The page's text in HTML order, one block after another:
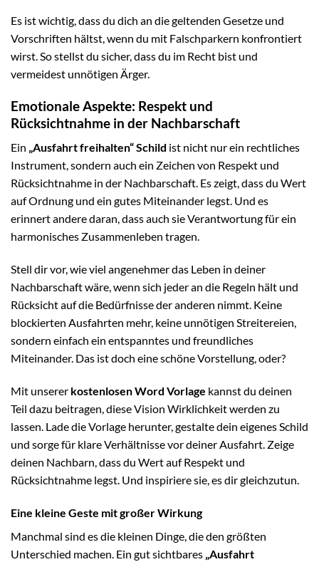
Es ist wichtig, dass du dich an die geltenden Gesetze und
Vorschriften hältst, wenn du mit Falschparkern konfrontiert
wirst. So stellst du sicher, dass du im Recht bist und
vermeidest unnötigen Ärger.
Emotionale Aspekte: Respekt und
Rücksichtnahme in der Nachbarschaft
Ein „Ausfahrt freihalten“ Schild ist nicht nur ein rechtliches
Instrument, sondern auch ein Zeichen von Respekt und
Rücksichtnahme in der Nachbarschaft. Es zeigt, dass du Wert
auf Ordnung und ein gutes Miteinander legst. Und es
erinnert andere daran, dass auch sie Verantwortung für ein
harmonisches Zusammenleben tragen.
Stell dir vor, wie viel angenehmer das Leben in deiner
Nachbarschaft wäre, wenn sich jeder an die Regeln hält und
Rücksicht auf die Bedürfnisse der anderen nimmt. Keine
blockierten Ausfahrten mehr, keine unnötigen Streitereien,
sondern einfach ein entspanntes und freundliches
Miteinander. Das ist doch eine schöne Vorstellung, oder?
Mit unserer kostenlosen Word Vorlage kannst du deinen
Teil dazu beitragen, diese Vision Wirklichkeit werden zu
lassen. Lade die Vorlage herunter, gestalte dein eigenes Schild
und sorge für klare Verhältnisse vor deiner Ausfahrt. Zeige
deinen Nachbarn, dass du Wert auf Respekt und
Rücksichtnahme legst. Und inspiriere sie, es dir gleichzutun.
Eine kleine Geste mit großer Wirkung
Manchmal sind es die kleinen Dinge, die den größten
Unterschied machen. Ein gut sichtbares „Ausfahrt